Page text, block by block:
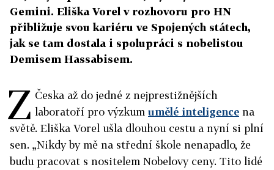
Gemini. Eliška Vorel v rozhovoru pro HN
přibližuje svou kariéru ve Spojených státech,
jak se tam dostala i spolupráci s nobelistou
Demisem Hassabisem.
Z Česka až do jedné z nejprestižnějších
laboratoří pro výzkumumělé inteligence na
světě. Eliška Vorel ušla dlouhou cestu a nyní si plní
sen. „Nikdy by mě na střední škole nenapadlo, že
budu pracovat s nositelem Nobelovy ceny. Tito lidé